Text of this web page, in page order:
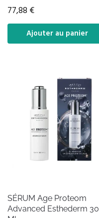
77,88 €
Ajouter au panier
SÉRUM Age Proteom
Advanced Esthederm 30